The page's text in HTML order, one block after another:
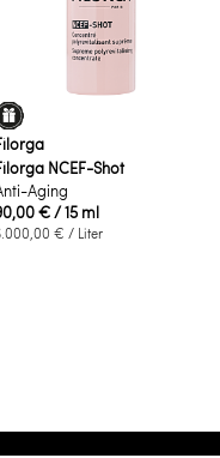
NCEF-Shot
Aging
€/ 15 ml
€ / Liter